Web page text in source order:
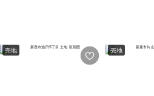
売地 売地